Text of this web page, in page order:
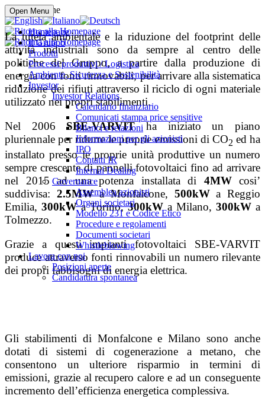
Open Menu
Homepage
Il Gruppo
Prodotti
Processi produttivi / Logistica
Ambiente, Sicurezza e Sostenibilità
Investor
Investor Relations
Calendario finanziario
Comunicati stampa price sensitive
Bilanci e relazioni
Informazioni per gli azionisti
IPO
Contatti IR
Internal Dealing
Governance
Assemblea azionisti
Organi societari
Modello 231 e Codice Etico
Procedure e regolamenti
Documenti societari
Whistleblowing
Lavora con noi
Posizioni aperte
Candidatura spontanea
Compra online
La tutela ambientale e la riduzione del footprint delle
attività industriali sono da sempre al centro delle
politiche del Gruppo, a partire dalla produzione di
energia con fonti rinnovabili, per arrivare alla sistematica
riduzione dei rifiuti attraverso il riciclo di ogni materiale
utilizzato nei propri stabilimenti.
Nel 2006SBE-VARVITha iniziato un piano
pluriennale per ridurre le proprie emissioni di CO2 ed ha
installato presso le proprie unità produttive un numero
sempre crescente di pannelli fotovoltaici fino ad arrivare
nel 2015 ad una potenza installata di 4MWcosi’
suddivisa: 2.5MWa Monfalcone, 500kWa Reggio
Emilia, 300kWa Torino,300kWa Milano, 300kW a
Tolmezzo.
Grazie a questi impianti fotovoltaici SBE-VARVIT
produce attraverso fonti rinnovabili un numero rilevante
dei propri fabbisogni di energia elettrica.
Gli stabilimenti di Monfalcone e Milano sono anche
dotati di sistemi di cogenerazione a metano, che
consentono un ulteriore risparmio in termini di
emissioni, grazie al recupero calore e ad un conseguente
incremento dell’efficienza energetica complessiva.